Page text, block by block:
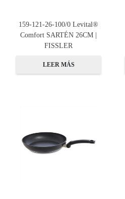
159-121-26-100/0 Levital®
Comfort SARTÉN 26CM |
FISSLER
LEER MÁS